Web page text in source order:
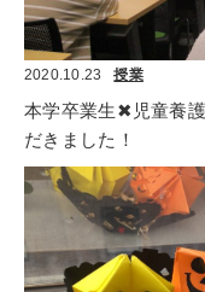
2020.10.23 授業
本学卒業生✖児童養
だきました！